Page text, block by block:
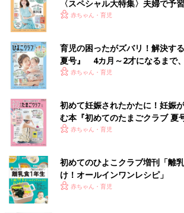
〈スペシャル大特集〉夫婦で予
赤ちゃん・育児
育児の困ったがズバリ！解決す
夏号』 4カ月～2才になるまで
いっぱい！
赤ちゃん・育児
初めて妊娠されたかたに！妊娠
む本『初めてのたまごクラブ 夏
赤ちゃん・育児
初めてのひよこクラブ増刊「離
け！オールインワン​レシピ」
赤ちゃん・育児